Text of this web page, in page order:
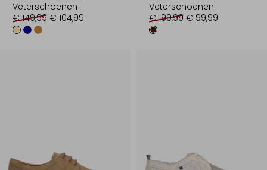
Veterschoenen
€ 149,99 € 104,99
Veterschoenen
€ 199,99 € 99,99